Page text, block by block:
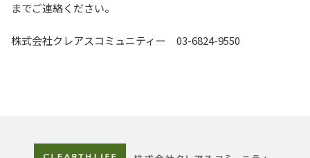
までご連絡ください。
株式会社クレアスコミュニティー 03-6824-9550